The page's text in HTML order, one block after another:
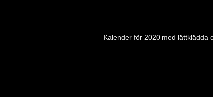
Kalender för 2020 med lättklädda